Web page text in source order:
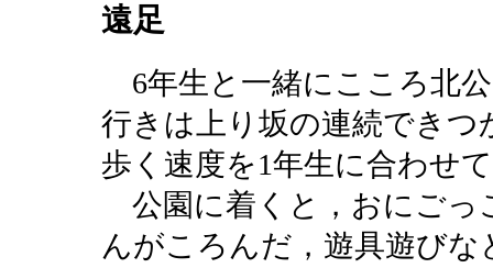
遠足
6年生と一緒にこころ北
行きは上り坂の連続でき
歩く速度を1年生に合わせ
公園に着くと，おにごっ
んがころんだ，遊具遊び